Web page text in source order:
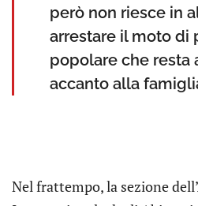
però non riesce in
arrestare il moto di
popolare che resta
accanto alla
Nel frattempo, la sezione